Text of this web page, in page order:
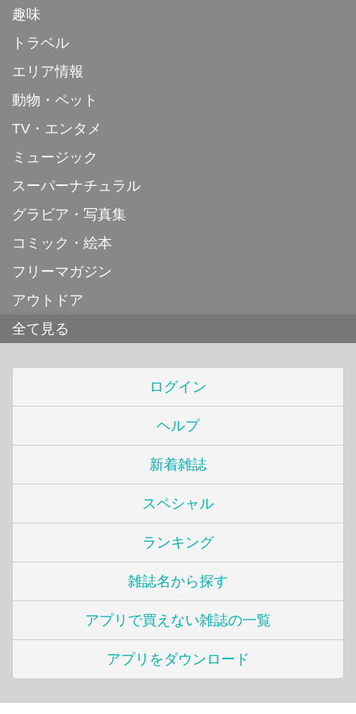
趣味
トラベル
エリア情報
動物・ペット
TV・エンタメ
ミュージック
スーパーナチュラル
グラビア・写真集
コミック・絵本
フリーマガジン
アウトドア
全て見る
ログイン
ヘルプ
新着雑誌
スペシャル
ランキング
雑誌名から探す
アプリで買えない雑誌の一覧
アプリをダウンロード